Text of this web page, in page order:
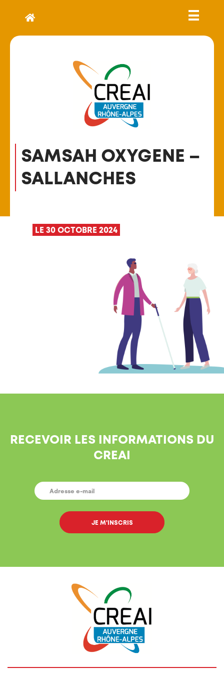
SAMSAH OXYGENE –
SALLANCHES
LE 30 OCTOBRE 2024
RECEVOIR LES INFORMATIONS DU
CREAI
E-
MAIL *